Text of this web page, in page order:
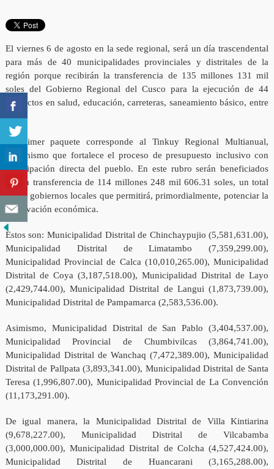
El viernes 6 de agosto en la sede regional, será un día trascendental
para más de 40 municipalidades provinciales y distritales de la
región porque recibirán la transferencia de 135 millones 131 mil
soles del Gobierno Regional del Cusco para la ejecución de 44
proyectos en salud, educación, carreteras, saneamiento básico, entre
otros.
El primer paquete corresponde al Tinkuy Regional Multianual,
mecanismo que fortalece el proceso de presupuesto inclusivo con
participación directa del pueblo. En este rubro serán beneficiados
con la transferencia de 114 millones 248 mil 606.31 soles, un total
de 27 gobiernos locales que permitirá, primordialmente, potenciar la
reactivación económica.
Estos son: Municipalidad Distrital de Chinchaypujio (5,581,631.00),
Municipalidad Distrital de Limatambo (7,359,299.00),
Municipalidad Provincial de Calca (10,010,265.00), Municipalidad
Distrital de Coya (3,187,518.00), Municipalidad Distrital de Layo
(2,429,744.00), Municipalidad Distrital de Langui (1,873,739.00),
Municipalidad Distrital de Pampamarca (2,583,536.00).
Asimismo, Municipalidad Distrital de San Pablo (3,404,537.00),
Municipalidad Provincial de Chumbivilcas (3,864,741.00),
Municipalidad Distrital de Wanchaq (7,472,389.00), Municipalidad
Distrital de Pallpata (3,893,341.00), Municipalidad Distrital de Santa
Teresa (1,996,807.00), Municipalidad Provincial de La Convención
(11,173,291.00).
De igual manera, la Municipalidad Distrital de Villa Kintiarina
(9,678,227.00), Municipalidad Distrital de Vilcabamba
(3,000,000.00), Municipalidad Distrital de Colcha (4,527,424.00),
Municipalidad Distrital de Huancarani (3,165,288.00),